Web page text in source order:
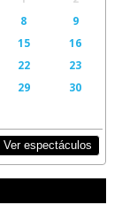
8
9
15
16
22
23
29
30
Ver espectáculos